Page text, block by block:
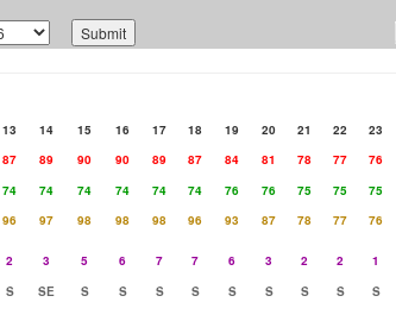
13 14 15 16 17 18 19 20 21 22 23
87 89 90 90 89 87 84 81 78 77 76
74 74 74 74 74 74 76 76 75 75 75
96 97 98 98 98 96 93 87 78 77 76
2 3 5 6 7 7 6 3 2 2 1
S SE S S S S S S S S S